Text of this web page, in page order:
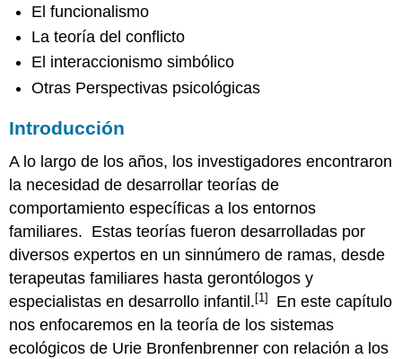
Microsistema
Laura
Los
Niños
Niñas
en
el
Contexto
del
Mesosistema
Escenario
9.2:
su
Ambiente
Escolar
El funcionalismo
La teoría del conflicto
El interaccionismo simbólico
Otras Perspectivas psicológicas
Introducción
A lo largo de los años, los investigadores encontraron
la necesidad de desarrollar teorías de
comportamiento específicas a los entornos
familiares. Estas teorías fueron desarrolladas por
diversos expertos en un sinnúmero de ramas, desde
terapeutas familiares hasta gerontólogos y
especialistas en desarrollo infantil. [1]
En este capítulo
nos enfocaremos en la teoría de los sistemas
ecológicos de Urie Bronfenbrenner con relación a los